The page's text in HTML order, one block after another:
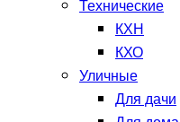
Технические
КХН
КХО
Уличные
Для дачи